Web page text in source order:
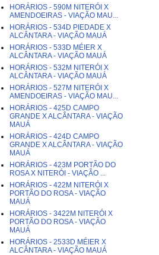
HORÁRIOS - 590M NITERÓI X
AMENDOEIRAS - VIAÇÃO MAU...
HORÁRIOS - 534D PIEDADE X
ALCÂNTARA - VIAÇÃO MAUÁ
HORÁRIOS - 533D MÉIER X
ALCÂNTARA - VIAÇÃO MAUÁ
HORÁRIOS - 532M NITERÓI X
ALCÂNTARA - VIAÇÃO MAUÁ
HORÁRIOS - 527M NITERÓI X
AMENDOEIRAS - VIAÇÃO MAU...
HORÁRIOS - 425D CAMPO
GRANDE X ALCÂNTARA - VIAÇÃO
MAUÁ
HORÁRIOS - 424D CAMPO
GRANDE X ALCÂNTARA - VIAÇÃO
MAUÁ
HORÁRIOS - 423M PORTÃO DO
ROSA X NITERÓI - VIAÇÃO ...
HORÁRIOS - 422M NITERÓI X
PORTÃO DO ROSA - VIAÇÃO
MAUÁ
HORÁRIOS - 3422M NITERÓI X
PORTÃO DO ROSA - VIAÇÃO
MAUÁ
HORÁRIOS - 2533D MÉIER X
ALCÂNTARA - VIAÇÃO MAUÁ